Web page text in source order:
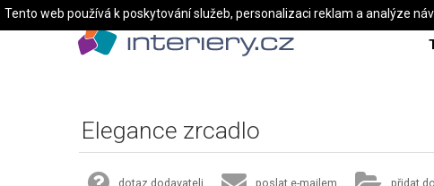
Elegance zrcadlo
dotaz dodavateli poslat e-mailem přidat
Tento web používá k poskytování služeb, personalizaci reklam a analýze